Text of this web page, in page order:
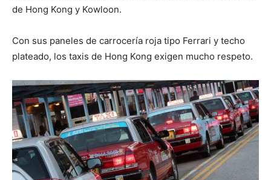
de Hong Kong y Kowloon.
Con sus paneles de carrocería roja tipo Ferrari y techo
plateado, los taxis de Hong Kong exigen mucho respeto.